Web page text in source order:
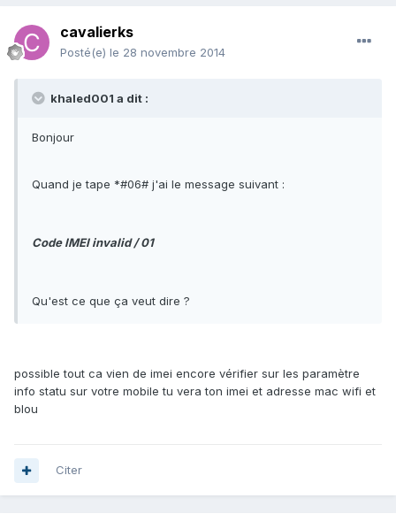
cavalierks
Posté(e) le 28 novembre 2014
khaled001 a dit :
Bonjour
Quand je tape *#06# j'ai le message suivant :
Code IMEI invalid / 01
Qu'est ce que ça veut dire ?
possible tout ca vien de imei encore vérifier sur les paramètre
info statu sur votre mobile tu vera ton imei et adresse mac wifi et
blou
Citer